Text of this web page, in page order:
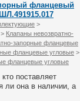
фланцевый
>
> Клапаны невозвратно-
запорные фланцевые
фланцевые угловые >
фланцевые угловые
поставляет
ли она в наличии, а